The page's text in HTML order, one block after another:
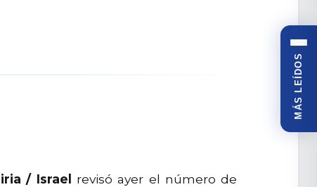
/ Israel revisó ayer el número de
MÁS LEÍDOS